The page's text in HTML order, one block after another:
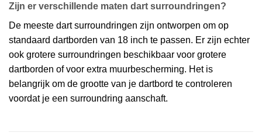
Zijn er verschillende maten dart surroundringen?
De meeste dart surroundringen zijn ontworpen om op
standaard dartborden van 18 inch te passen. Er zijn echter
ook grotere surroundringen beschikbaar voor grotere
dartborden of voor extra muurbescherming. Het is
belangrijk om de grootte van je dartbord te controleren
voordat je een surroundring aanschaft.